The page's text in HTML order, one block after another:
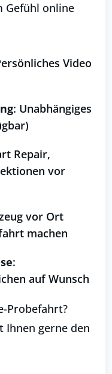
Gefühl online
Video
: Unabhängiges
Repair,
vor
vor Ort
machen
:
auf Wunsch
Probefahrt?
Ihnen gerne den